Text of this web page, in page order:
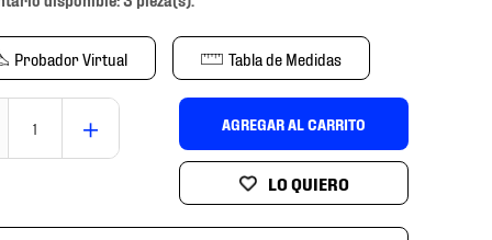
Probador Virtual Tabla de Medidas
＋ AGREGAR AL CARRITO